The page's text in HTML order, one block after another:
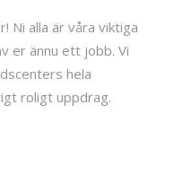
Ni alla är våra viktiga
er ännu ett jobb. Vi
hela
roligt uppdrag.